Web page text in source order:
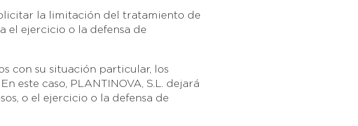
la limitación del tratamiento de
el ejercicio o la defensa de
con su situación particular, los
este caso, PLANTINOVA, S.L. dejará
o el ejercicio o la defensa de